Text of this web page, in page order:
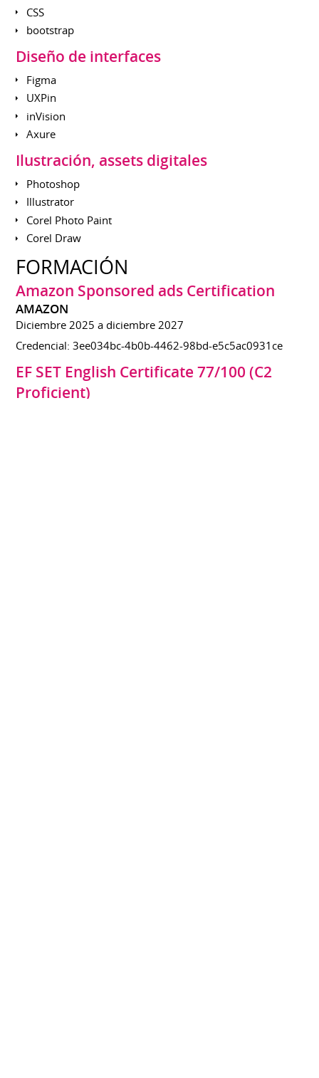
CSS
bootstrap
Diseño de interfaces
Figma
UXPin
inVision
Axure
Ilustración, assets digitales
Photoshop
Illustrator
Corel Photo Paint
Corel Draw
FORMACIÓN
Amazon Sponsored ads Certification
AMAZON
Diciembre 2025 a diciembre 2027
Credencial: 3ee034bc-4b0b-4462-98bd-e5c5ac0931ce
EF SET English Certificate 77/100 (C2
Proficient)